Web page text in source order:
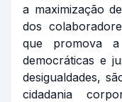
a maximização
dos
que promova a
democráticas e
desigualdades,
cidadania